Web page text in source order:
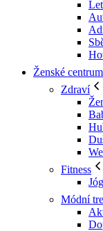
Ženské centrum
Zdraví
Fitness
Módní